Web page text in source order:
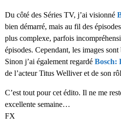
Du côté des Séries TV, j’ai visionné
bien démarré, mais au fil des
plus complexe, parfois
épisodes. Cependant, les images
Sinon j’ai également regardé Bosch:
de l’acteur Titus Welliver et de son
C’est tout pour cet édito. Il ne me
excellente semaine…
FX